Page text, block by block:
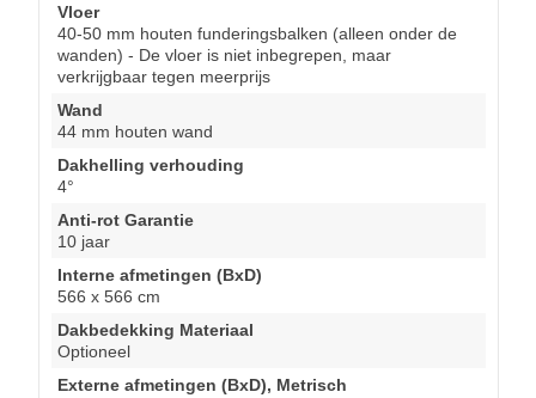
Vloer
40-50 mm houten funderingsbalken (alleen onder de
wanden) - De vloer is niet inbegrepen, maar
verkrijgbaar tegen meerprijs
Wand
44 mm houten wand
Dakhelling verhouding
4°
Anti-rot Garantie
10 jaar
Interne afmetingen (BxD)
566 x 566 cm
Dakbedekking Materiaal
Optioneel
Externe afmetingen (BxD), Metrisch